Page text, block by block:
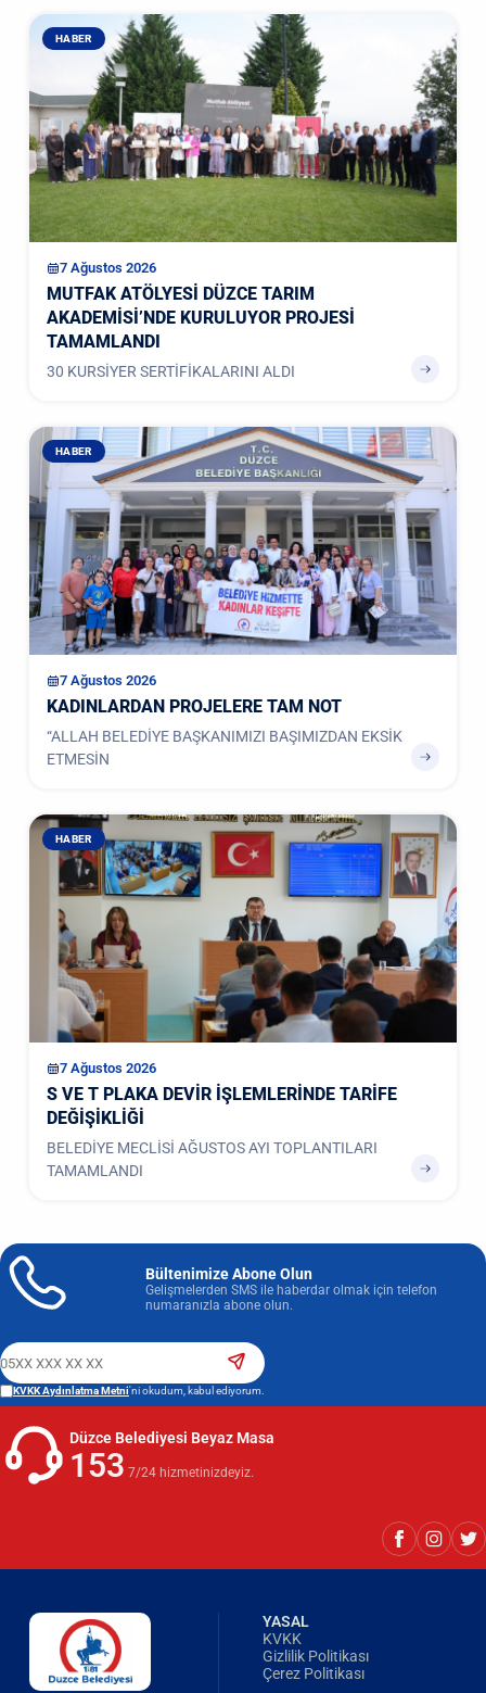
HABER
7 Ağustos 2026
MUTFAK ATÖLYESİ DÜZCE TARIM
AKADEMİSİ’NDE KURULUYOR PROJESİ
TAMAMLANDI
30 KURSİYER SERTİFİKALARINI ALDI
HABER
7 Ağustos 2026
KADINLARDAN PROJELERE TAM NOT
“ALLAH BELEDİYE BAŞKANIMIZI BAŞIMIZDAN EKSİK
ETMESİN
HABER
7 Ağustos 2026
S VE T PLAKA DEVİR İŞLEMLERİNDE TARİFE
DEĞİŞİKLİĞİ
BELEDİYE MECLİSİ AĞUSTOS AYI TOPLANTILARI
TAMAMLANDI
Bültenimize Abone Olun
Gelişmelerden SMS ile haberdar olmak için telefon
numaranızla abone olun.
KVKK Aydınlatma Metni'ni okudum, kabul ediyorum.
Düzce Belediyesi Beyaz Masa
153 7/24 hizmetinizdeyiz.
YASAL
KVKK
Gizlilik Politikası
Çerez Politikası